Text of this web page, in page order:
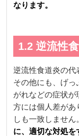
なります。
1.2 逆流性
逆流性食道炎の代
その他にも、げ
がれなどの症状が
方には個人差があ
しも一致しません
に、適切な対処を